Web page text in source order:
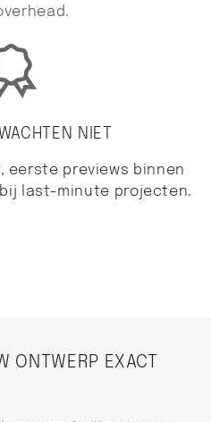
NIET
, eerste previews binnen
bij last-minute projecten.
ONTWERP EXACT